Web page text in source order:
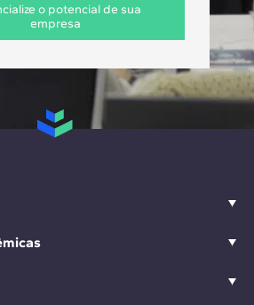
o potencial de sua
empresa